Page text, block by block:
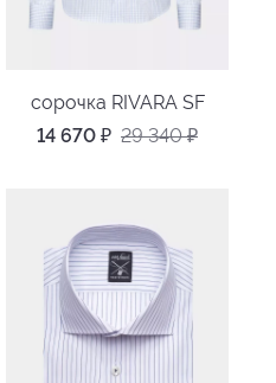
сорочка RIVARA SF
14 670 ₽ 29 340₽